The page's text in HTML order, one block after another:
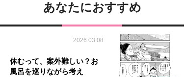
あなたにおすすめ
2026.03.08
休むって、案外難しい？お
風呂を巡りながら考え